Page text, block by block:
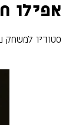
סטודיו למשחק
אפילו